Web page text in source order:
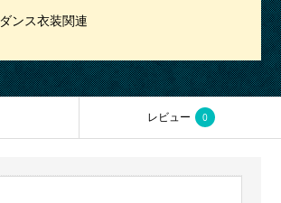
ダンス衣装関連
レビュー 0